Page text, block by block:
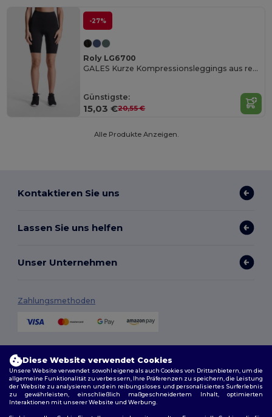
-27%
Roly LG6700
GALES Kurze Kompressionsleggings aus recyceltem Polyester
Günstigste:
15,03 €20,55 €
Alle Produkte Anzeigen.
Kontaktieren Sie uns
Lassen Sie uns helfen
Unser Unternehmen
Zahlungsmethoden
Diese Website verwendet Cookies
Unsere Website verwendet sowohl eigene als auch Cookies von Drittanbietern, um die
allgemeine Funktionalität zu verbessern, Ihre Präferenzen zu speichern, die Leistung
der Website zu analysieren und ein reibungsloses und personalisiertes Surferlebnis
zu gewährleisten, einschließlich maßgeschneidertem Inhalt, optimierten
Interaktionen mit unserer Website und Werbung.